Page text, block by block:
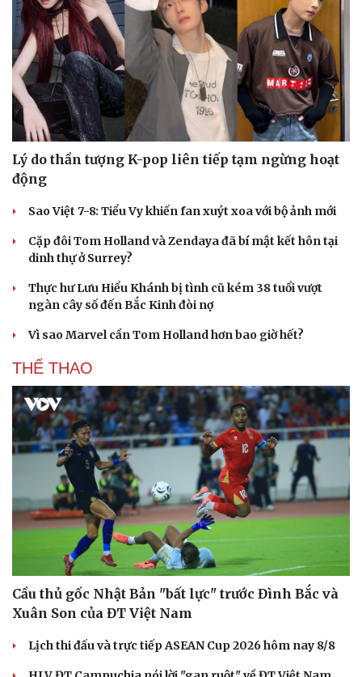
Lý do thần tượng K-pop liên tiếp tạm ngừng hoạt
động
Sao Việt 7-8: Tiểu Vy khiến fan xuýt xoa với bộ ảnh mới
Cặp đôi Tom Holland và Zendaya đã bí mật kết hôn tại
dinh thự ở Surrey?
Thực hư Lưu Hiểu Khánh bị tình cũ kém 38 tuổi vượt
ngàn cây số đến Bắc Kinh đòi nợ
Vì sao Marvel cần Tom Holland hơn bao giờ hết?
THỂ THAO
Cầu thủ gốc Nhật Bản "bất lực" trước Đình Bắc và
Xuân Son của ĐT Việt Nam
Lịch thi đấu và trực tiếp ASEAN Cup 2026 hôm nay 8/8